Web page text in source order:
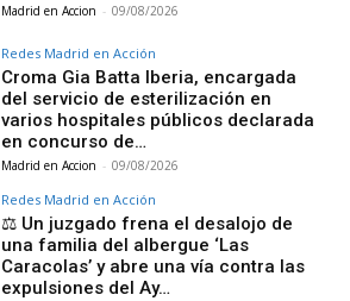
Madrid en Accion - 09/08/2026
Redes Madrid en Acción
Croma Gia Batta Iberia, encargada
del servicio de esterilización en
varios hospitales públicos declarada
en concurso de…
Madrid en Accion - 09/08/2026
Redes Madrid en Acción
⚖️ Un juzgado frena el desalojo de
una familia del albergue ‘Las
Caracolas’ y abre una vía contra las
expulsiones del Ay…